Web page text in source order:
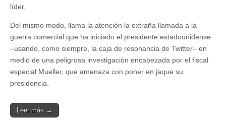
líder.
Del mismo modo, llama la atención la extraña llamada a la
guerra comercial que ha iniciado el presidente estadounidense
–usando, como siempre, la caja de resonancia de Twitter– en
medio de una peligrosa investigación encabezada por el fiscal
especial Mueller, que amenaza con poner en jaque su
presidencia.
Leer más →